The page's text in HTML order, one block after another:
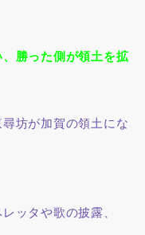
勝った側が領土を拡
坊が加賀の領土にな
ッタや歌の披露、